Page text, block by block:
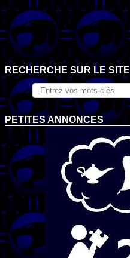
RECHERCHE SUR LE SITE
PETITES ANNONCES